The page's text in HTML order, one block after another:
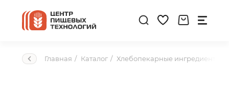
Главная Каталог Хлебопекарные ингредиенты